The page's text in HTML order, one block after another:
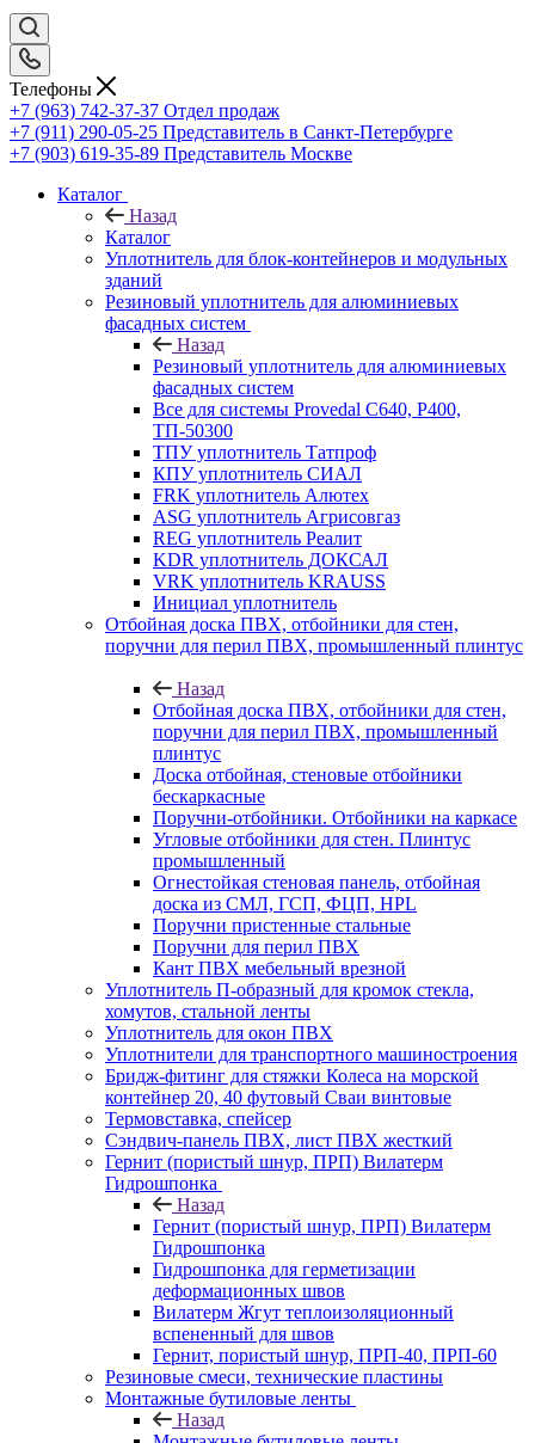
Телефоны
+7 (963) 742-37-37 Отдел продаж
+7 (911) 290-05-25 Представитель в Санкт-Петербурге
+7 (903) 619-35-89 Представитель Москве
Каталог
Назад
Каталог
Уплотнитель для блок-контейнеров и модульных
зданий
Резиновый уплотнитель для алюминиевых
фасадных систем
Назад
Резиновый уплотнитель для алюминиевых
фасадных систем
Все для системы Provedal С640, Р400,
ТП-50300
ТПУ уплотнитель Татпроф
КПУ уплотнитель СИАЛ
FRK уплотнитель Алютех
ASG уплотнитель Агрисовгаз
REG уплотнитель Реалит
KDR уплотнитель ДОКСАЛ
VRK уплотнитель KRAUSS
Инициал уплотнитель
Отбойная доска ПВХ, отбойники для стен,
поручни для перил ПВХ, промышленный плинтус
Назад
Отбойная доска ПВХ, отбойники для стен,
поручни для перил ПВХ, промышленный
плинтус
Доска отбойная, стеновые отбойники
бескаркасные
Поручни-отбойники. Отбойники на каркасе
Угловые отбойники для стен. Плинтус
промышленный
Огнестойкая стеновая панель, отбойная
доска из СМЛ, ГСП, ФЦП, HPL
Поручни пристенные стальные
Поручни для перил ПВХ
Кант ПВХ мебельный врезной
Уплотнитель П-образный для кромок стекла,
хомутов, стальной ленты
Уплотнитель для окон ПВХ
Уплотнители для транспортного машиностроения
Бридж-фитинг для стяжки Колеса на морской
контейнер 20, 40 футовый Сваи винтовые
Термовставка, спейсер
Сэндвич-панель ПВХ, лист ПВХ жесткий
Гернит (пористый шнур, ПРП) Вилатерм
Гидрошпонка
Назад
Гернит (пористый шнур, ПРП) Вилатерм
Гидрошпонка
Гидрошпонка для герметизации
деформационных швов
Вилатерм Жгут теплоизоляционный
вспененный для швов
Гернит, пористый шнур, ПРП-40, ПРП-60
Резиновые смеси, технические пластины
Монтажные бутиловые ленты
Назад